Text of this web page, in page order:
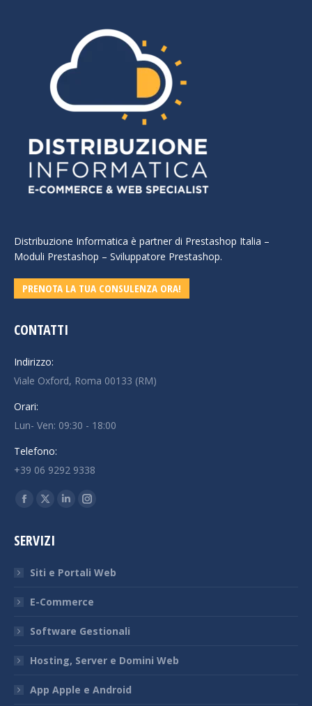
Distribuzione Informatica è partner di Prestashop Italia –
Moduli Prestashop – Sviluppatore Prestashop.
PRENOTA LA TUA CONSULENZA ORA!
CONTATTI
Indirizzo:
Viale Oxford, Roma 00133 (RM)
Orari:
Lun- Ven: 09:30 - 18:00
Telefono:
+39 06 9292 9338
Ci puoi trovare su:
Facebook
opens
new
window
X
opens
new
window
Linkedin
new
window
Instagram
new
window
SERVIZI
Siti e Portali Web
E-Commerce
Software Gestionali
Hosting, Server e Domini Web
App Apple e Android